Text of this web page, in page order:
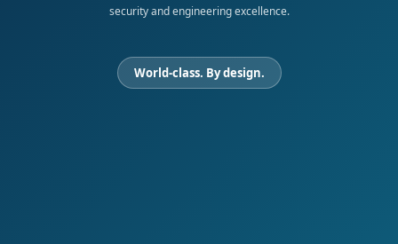
security and engineering excellence.
World-class. By design.